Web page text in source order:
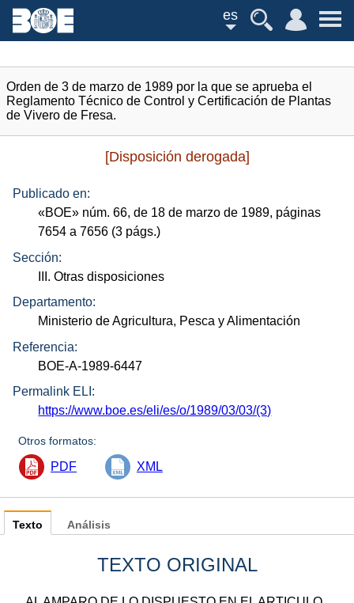
es
Orden de 3 de marzo de 1989 por la que se aprueba el
Reglamento Técnico de Control y Certificación de Plantas
de Vivero de Fresa.
[Disposición derogada]
Publicado en:
«BOE» núm. 66, de 18 de marzo de 1989, páginas
7654 a 7656 (3 págs.)
Sección:
III. Otras disposiciones
Departamento:
Ministerio de Agricultura, Pesca y Alimentación
Referencia:
BOE-A-1989-6447
Permalink ELI:
https://www.boe.es/eli/es/o/1989/03/03/(3)
Otros formatos:
PDF XML
Texto
TEXTO ORIGINAL
Análisis